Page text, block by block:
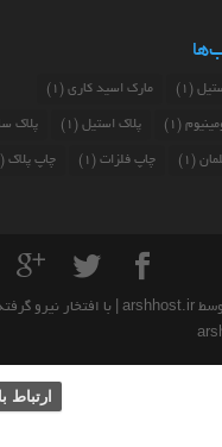
(1) مارک اسید کاری (1)
(1) پلاک استیل (1) پلاک
(1) چاپ فلزات (1) چاپ پلاک (1)
arshhost.ir | با افتخار نیرو
ارتباط